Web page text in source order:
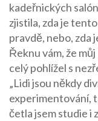
kadeřnických
zjistila, zda je
pravdě, nebo, zda
Řeknu vám, že
celý pohlížel s
„Lidi jsou někdy
experimentování,
četla jsem studie i